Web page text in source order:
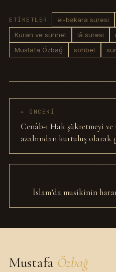
ETIKETLER el-bakara suresi
Kuran ve sünnet
lâ suresi
Mustafa Özbağ
sohbet
← ÖNCEKI
Cenâb-ı Hak şükretmeyi ve
azabından kurtuluş olarak
İslam’da musikinin
Mustafa Özbağ